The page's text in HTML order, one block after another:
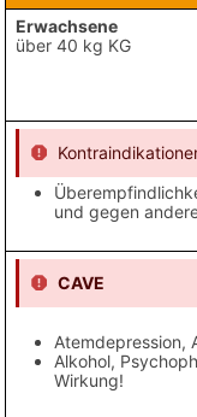
Erwachsene
über 40 kg KG
und gegen
CAVE
Atemdepression,
Alkohol,
Wirkung!